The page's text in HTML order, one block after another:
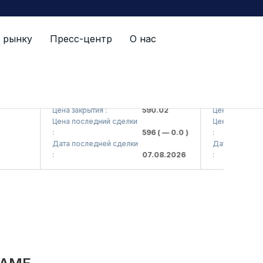
Пресс-центр О нас
Цена закрытия :
590.02
Цена последний сделки
( — 0.0 )
Дата последней сделки
07.08.2026
Цена закрытия :
Цена последний
Дата последней